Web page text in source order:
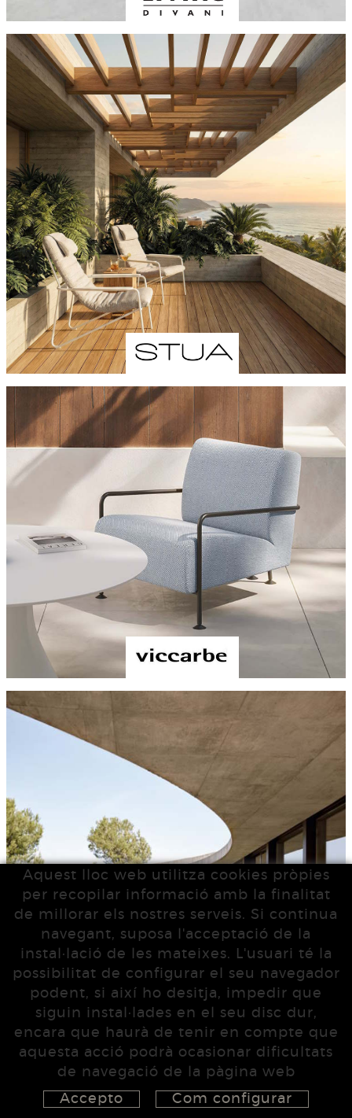
Aquest lloc web utilitza cookies pròpies
per recopilar informació amb la finalitat
de millorar els nostres serveis. Si continua
navegant, suposa l'acceptació de la
instal·lació de les mateixes. L'usuari té la
possibilitat de configurar el seu navegador
podent, si així ho desitja, impedir que
siguin instal·lades en el seu disc dur,
encara que haurà de tenir en compte que
aquesta acció podrà ocasionar dificultats
de navegació de la pàgina web
Accepto
Com configurar